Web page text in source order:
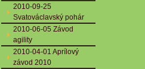
2010-09-25
Svatováclavský pohár
2010-06-05 Závod
agility
2010-04-01 Aprílový
závod 2010